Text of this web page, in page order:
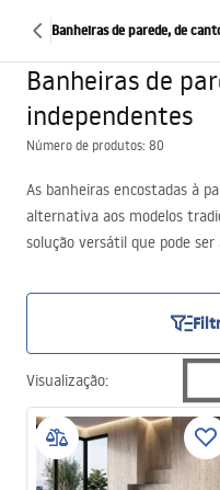
Banheiras de parede, de
Banheiras de
independentes
Número de produtos: 80
As banheiras encostadas à
alternativa aos modelos
solução versátil que pode
independente junto à
achatado que permite
modelo, de 150 cm, garante
tamanho não cabe na sua
oferta da loja Rea está
compacta com dimensões
uma banheira com
distinguem-se pela
Visualização: